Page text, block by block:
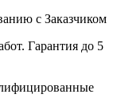
с Заказчиком
Гарантия до 5